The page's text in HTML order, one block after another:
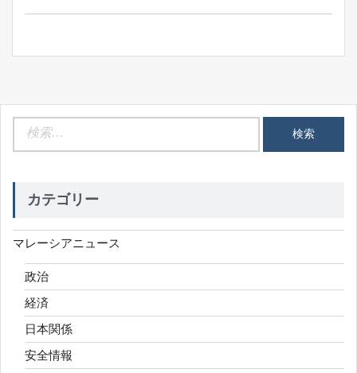
ョ
カテゴリー
マレーシアニュース
政治
経済
日本関係
安全情報